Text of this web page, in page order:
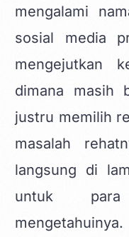
mengalami
sosial media
mengejutkan
dimana masih
justru memilih
masalah
langsung di
untuk
mengetahuinya.